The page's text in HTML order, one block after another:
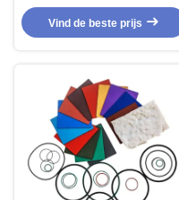
voor Automotive en Lucht- en
Ruimtevaart Toepassingen
Vind de beste prijs